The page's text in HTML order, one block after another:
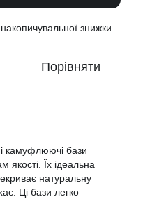
знижки
Порівняти
камуфлюючі бази
якості. Їх ідеальна
натуральну
Ці бази легко